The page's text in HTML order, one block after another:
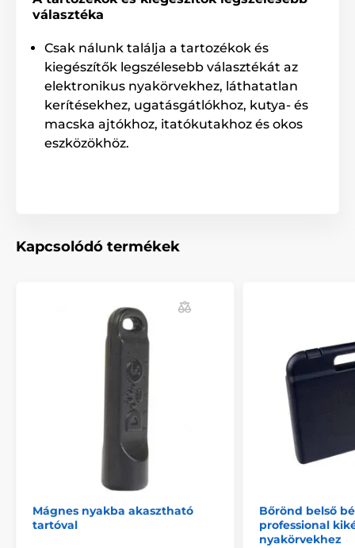
Tartozékok kiképző nyakörvek
Kiegészítők
választéka
Csak nálunk találja a tartozékok és
kiegészítők legszélesebb választékát az
elektronikus nyakörvekhez, láthatatlan
kerítésekhez, ugatásgátlókhoz, kutya- és
macska ajtókhoz, itatókutakhoz és okos
eszközökhöz.
Kapcsolódó termékek
Mágnes nyakba akasztható
tartóval
Bőrönd belső
professional
nyakörvekhez